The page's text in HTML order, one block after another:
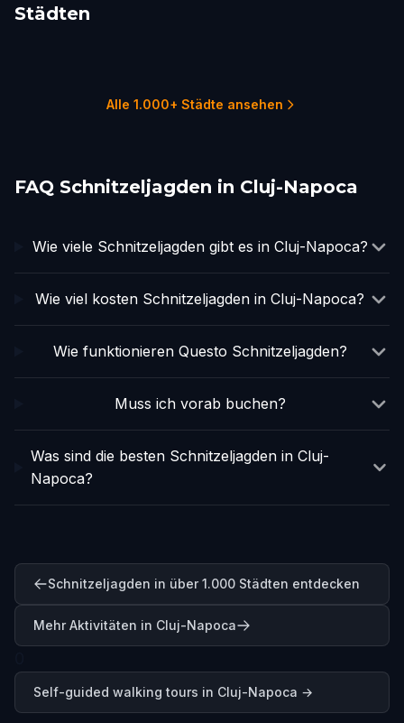
Städten
Alle 1.000+ Städte ansehen
FAQ Schnitzeljagden in Cluj-Napoca
Wie viele Schnitzeljagden gibt es in Cluj-Napoca?
Wie viel kosten Schnitzeljagden in Cluj-Napoca?
Wie funktionieren Questo Schnitzeljagden?
Muss ich vorab buchen?
Was sind die besten Schnitzeljagden in Cluj-
Napoca?
Schnitzeljagden in über 1.000 Städten entdecken
Mehr Aktivitäten in Cluj-Napoca
Self-guided walking tours in Cluj-Napoca →